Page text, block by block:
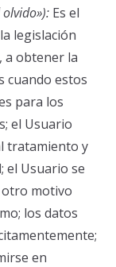
Es el
legislación
a obtener la
cuando estos
para los
el Usuario
tratamiento y
el Usuario se
motivo
los datos
en